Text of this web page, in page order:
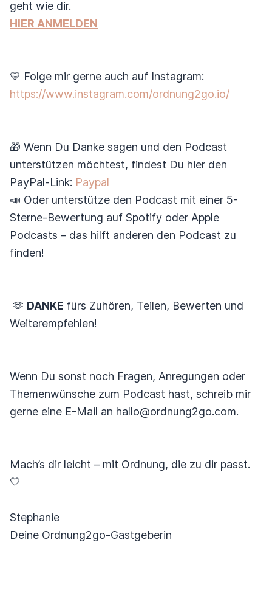
geht wie dir.
HIER ANMELDEN
💛 Folge mir gerne auch auf Instagram:
https://www.instagram.com/ordnung2go.io/
🎁 Wenn Du Danke sagen und den Podcast
unterstützen möchtest, findest Du hier den
PayPal-Link: Paypal
📣 Oder unterstütze den Podcast mit einer 5-
Sterne-Bewertung auf Spotify oder Apple
Podcasts – das hilft anderen den Podcast zu
finden!
🫶 DANKE fürs Zuhören, Teilen, Bewerten und
Weiterempfehlen!
Wenn Du sonst noch Fragen, Anregungen oder
Themenwünsche zum Podcast hast, schreib mir
gerne eine E-Mail an hallo@ordnung2go.com.
Mach’s dir leicht – mit Ordnung, die zu dir passt.
🤍
Stephanie
Deine Ordnung2go-Gastgeberin